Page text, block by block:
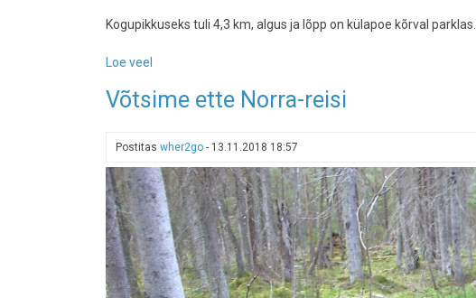
Kogupikkuseks tuli 4,3 km, algus ja lõpp on külapoe kõrval parklas.
Loe veel
või
restorane
tipus
Võtsime ette Norra-reisi
Postitas wher2go - 13.11.2018 18:57